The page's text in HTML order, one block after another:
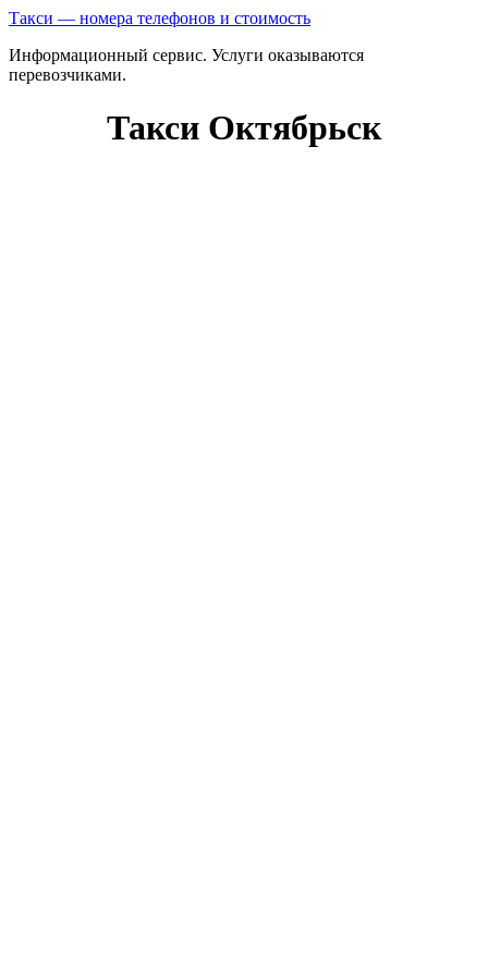
Такси — номера телефонов и стоимость
Информационный сервис. Услуги оказываются
перевозчиками.
Такси Октябрьск